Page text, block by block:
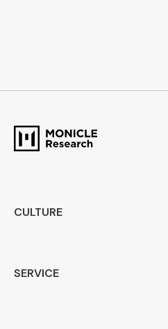
CULTURE
SERVICE